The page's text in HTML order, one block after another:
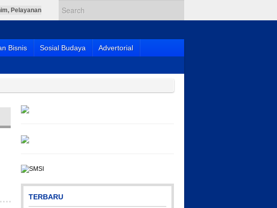
Pelayanan
2030
Bisnis Sosial Budaya Advertorial
TERBARU